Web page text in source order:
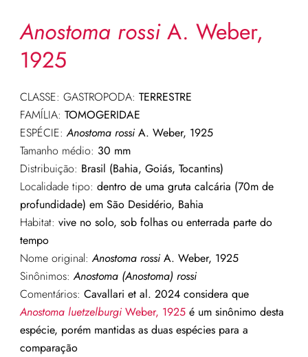
Anostoma rossiA. Weber,
1925
CLASSE: GASTROPODA: TERRESTRE
FAMÍLIA: TOMOGERIDAE
ESPÉCIE:Anostoma rossiA. Weber, 1925
Tamanho médio: 30 mm
Distribuição: Brasil (Bahia, Goiás, Tocantins)
Localidade tipo: dentro de uma gruta calcária (70m de
profundidade) em São Desidério, Bahia
Habitat: vive no solo, sob folhas ou enterrada parte do
tempo
Nome original:Anostoma rossiA. Weber, 1925
Sinônimos:Anostoma (Anostoma) rossi
Comentários: Cavallari et al. 2024 considera que
Anostoma luetzelburgiWeber, 1925é um sinônimo desta
espécie, porém mantidas as duas espécies para a
comparação